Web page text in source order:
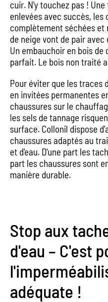
cuir. N'y touchez pas !
enlevées avec succès,
complètement séchées et
de neige vont de pair
Un embauchoir en bois
parfait. Le bois non traité
Pour éviter que les traces
en invitées permanentes
chaussures sur le
les sels de tannage
surface. Collonil dispose
chaussures adaptés au
et d'eau. D'une part les
part les chaussures sont
manière durable.
Stop aux
d'eau – C'est
adéquate !